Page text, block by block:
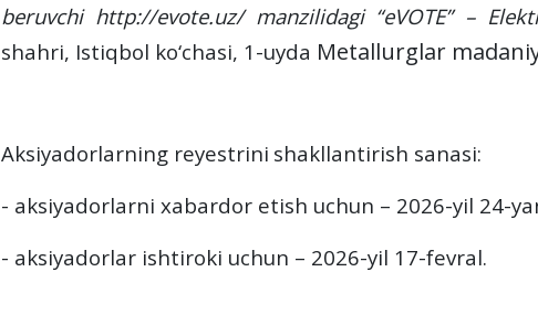
beruvchi http://evote.uz/ manzilidagi “eVOTE” –
shahri, Istiqbol ko‘chasi, 1-uyda Metallurglar
Aksiyadorlarning reyestrini shakllantirish sanasi:
- aksiyadorlarni xabardor etish uchun – 2026-yil 24-
- aksiyadorlar ishtiroki uchun – 2026-yil 1 7-fevral.